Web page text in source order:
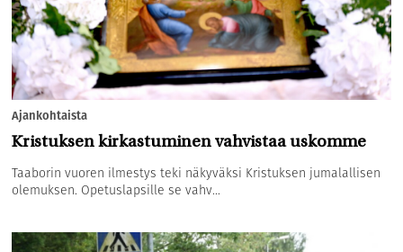
Ajankohtaista
Kristuksen kirkastuminen vahvistaa uskomme
Taaborin vuoren ilmestys teki näkyväksi Kristuksen jumalallisen
olemuksen. Opetuslapsille se vahv...